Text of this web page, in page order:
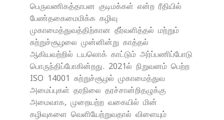
பெருவணிகத்தாபன குடிமக்கள் என்ற ரீதியில்
பேண்தகைமைமிக்க கழிவு
முகாமைத்துவத்திற்கான தீர்வளித்தல் மற்றும்
சுற்றுச்சூழலை முன்னின்று காத்தல்
ஆகியவற்றில் டயலொக் காட்டும் அர்ப்பணிப்போடு
பொருந்திப்போகின்றது. 2021ல் நிறுவனம் பெற்ற
ISO 14001 சுற்றுச்சூழல் முகாமைத்துவ
அமைப்புகள் தரநிலை தரச்சான்றிதழுக்கு
அமைவாக, முறையற்ற வகையில் மின்
கழிவுகளை வெளியேற்றுவதால் விளையும்